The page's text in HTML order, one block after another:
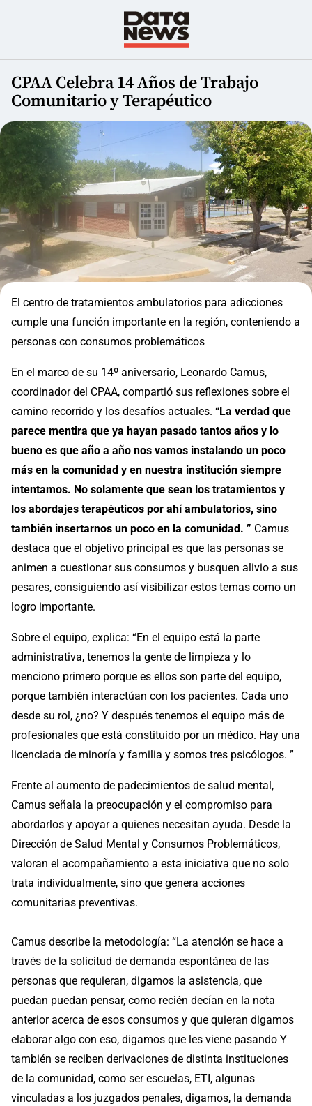
CPAA Celebra 14 Años de Trabajo
Comunitario y Terapéutico
El centro de tratamientos ambulatorios para adicciones
cumple una función importante en la región, conteniendo a
personas con consumos problemáticos
En el marco de su 14º aniversario, Leonardo Camus,
coordinador del CPAA, compartió sus reflexiones sobre el
camino recorrido y los desafíos actuales. “La verdad que
parece mentira que ya hayan pasado tantos años y lo
bueno es que año a año nos vamos instalando un poco
más en la comunidad y en nuestra institución siempre
intentamos. No solamente que sean los tratamientos y
los abordajes terapéuticos por ahí ambulatorios, sino
también insertarnos un poco en la comunidad. ” Camus
destaca que el objetivo principal es que las personas se
animen a cuestionar sus consumos y busquen alivio a sus
pesares, consiguiendo así visibilizar estos temas como un
logro importante.
Sobre el equipo, explica: “En el equipo está la parte
administrativa, tenemos la gente de limpieza y lo
menciono primero porque es ellos son parte del equipo,
porque también interactúan con los pacientes. Cada uno
desde su rol, ¿no? Y después tenemos el equipo más de
profesionales que está constituido por un médico. Hay una
licenciada de minoría y familia y somos tres psicólogos. ”
Frente al aumento de padecimientos de salud mental,
Camus señala la preocupación y el compromiso para
abordarlos y apoyar a quienes necesitan ayuda. Desde la
Dirección de Salud Mental y Consumos Problemáticos,
valoran el acompañamiento a esta iniciativa que no solo
trata individualmente, sino que genera acciones
comunitarias preventivas.
Camus describe la metodología: “La atención se hace a
través de la solicitud de demanda espontánea de las
personas que requieran, digamos la asistencia, que
puedan puedan pensar, como recién decían en la nota
anterior acerca de esos consumos y que quieran digamos
elaborar algo con eso, digamos que les viene pasando Y
también se reciben derivaciones de distinta instituciones
de la comunidad, como ser escuelas, ETI, algunas
vinculadas a los juzgados penales, digamos, la demanda